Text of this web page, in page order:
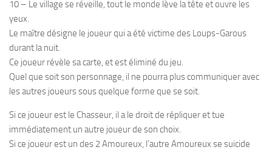
10 – Le village se réveille, tout le monde lève la tête et ouvre les
yeux.
Le maître désigne le joueur qui a été victime des Loups-Garous
durant la nuit.
Ce joueur révèle sa carte, et est éliminé du jeu.
Quel que soit son personnage, il ne pourra plus communiquer avec
les autres joueurs sous quelque forme que se soit.
Si ce joueur est le Chasseur, il a le droit de répliquer et tue
immédiatement un autre joueur de son choix.
Si ce joueur est un des 2 Amoureux, l’autre Amoureux se suicide